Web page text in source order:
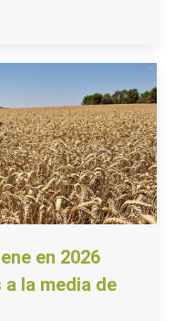
en 2026
la media de